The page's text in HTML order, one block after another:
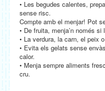
• Les begudes calentes,
sense risc.
Compte amb el menjar! Pot
• De fruita, menja’n només
• La verdura, la carn, el peix
• Evita els gelats sense
calor.
• Menja sempre aliments
cru.